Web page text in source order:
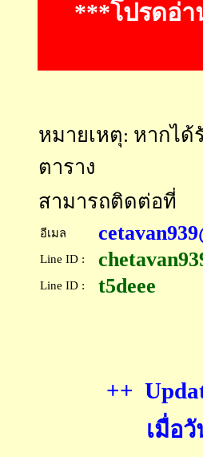
***โปรดอ่า
หมายเหตุ: หากไ
ตาราง
สามารถติดต่อที่
อีเมล
Line ID :
Line ID : t5deee
++
เมื่อ